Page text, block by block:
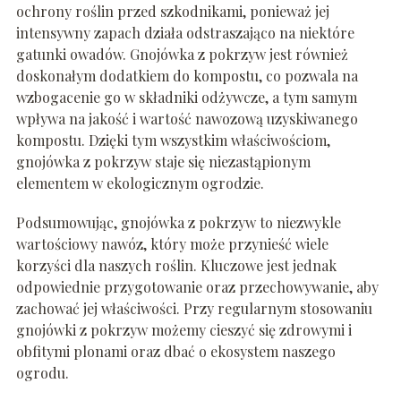
ochrony roślin przed szkodnikami, ponieważ jej
intensywny zapach działa odstraszająco na niektóre
gatunki owadów. Gnojówka z pokrzyw jest również
doskonałym dodatkiem do kompostu, co pozwala na
wzbogacenie go w składniki odżywcze, a tym samym
wpływa na jakość i wartość nawozową uzyskiwanego
kompostu. Dzięki tym wszystkim właściwościom,
gnojówka z pokrzyw staje się niezastąpionym
elementem w ekologicznym ogrodzie.
Podsumowując, gnojówka z pokrzyw to niezwykle
wartościowy nawóz, który może przynieść wiele
korzyści dla naszych roślin. Kluczowe jest jednak
odpowiednie przygotowanie oraz przechowywanie, aby
zachować jej właściwości. Przy regularnym stosowaniu
gnojówki z pokrzyw możemy cieszyć się zdrowymi i
obfitymi plonami oraz dbać o ekosystem naszego
ogrodu.